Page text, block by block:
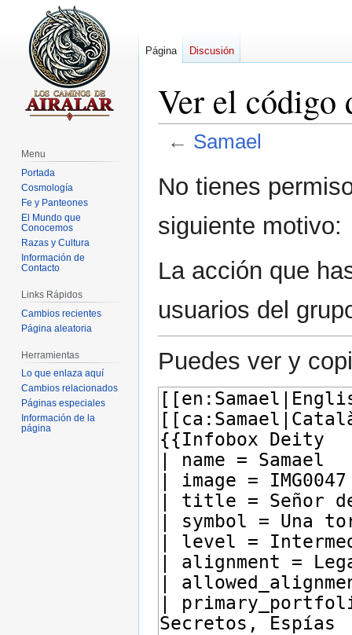
Ver el código
← Samael
a
navegación
a
búsqueda
No tienes
siguiente motivo:
La acción que
usuarios del
Puedes ver y
Página Discusión
Menu
Portada
Cosmología
Fe y Panteones
El Mundo que
Conocemos
Razas y Cultura
Información de
Contacto
Links Rápidos
Cambios recientes
Página aleatoria
Herramientas
Lo que enlaza aquí
Cambios relacionados
Páginas especiales
Información de la
página